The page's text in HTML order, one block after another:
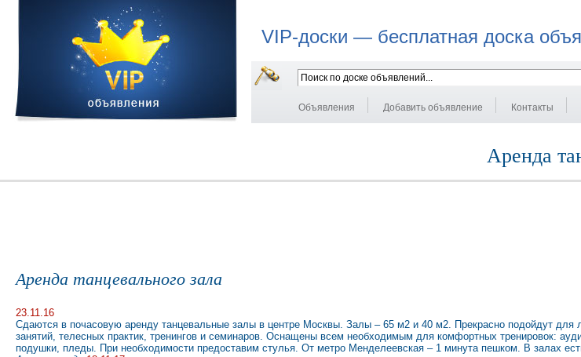
VIP-доски — бесплатная доска
Объявления Добавить объявление Контакты
Аренда
Аренда танцевального зала
23.11.16
Сдаются в почасовую аренду танцевальные залы в центре Москвы. Залы – 65 м2 и 40 м2. Прекрасно подойдут для
занятий, телесных практик, тренингов и семинаров. Оснащены всем необходимым для комфортных тренировок:
подушки, пледы. При необходимости предоставим стулья. От метро Менделеевская – 1 минута пешком. В залах